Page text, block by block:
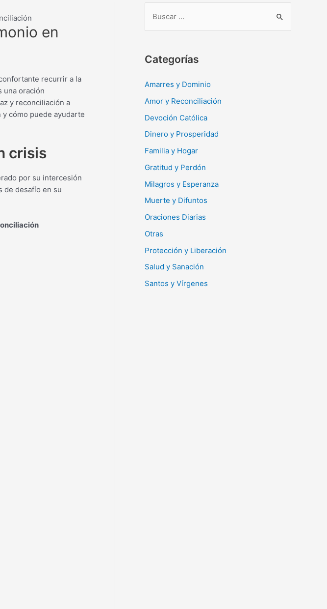
en
recurrir a la
una oración
y reconciliación a
cómo puede ayudarte
crisis
por su intercesión
de desafío en su
c
r
Categorías
Amarres y Dominio
Amor y Reconciliación
Devoción Católica
Dinero y Prosperidad
Familia y Hogar
Gratitud y Perdón
Milagros y Esperanza
Muerte y Difuntos
Oraciones Diarias
Otras
Protección y Liberación
Salud y Sanación
Santos y Vírgenes